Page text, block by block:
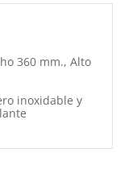
360 mm., Alto
inoxidable y